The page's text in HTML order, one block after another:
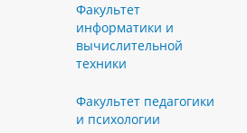
Факультет
информатики и
вычислительной
техники
Факультет педагогики
и психологии